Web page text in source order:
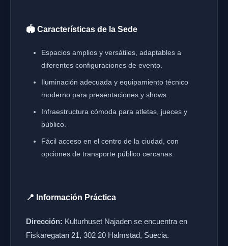
🏟️ Características de la Sede
Espacios amplios y versátiles, adaptables a
diferentes configuraciones de evento.
Iluminación adecuada y equipamiento técnico
moderno para presentaciones y shows.
Infraestructura cómoda para atletas, jueces y
público.
Fácil acceso en el centro de la ciudad, con
opciones de transporte público cercanas.
📍 Información Práctica
Dirección: Kulturhuset Najaden se encuentra en
Fiskaregatan 21, 302 20 Halmstad, Suecia.